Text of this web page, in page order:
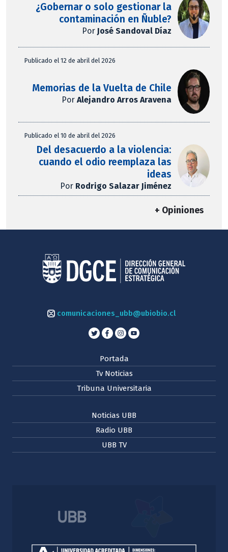
¿Gobernar o solo gestionar la
contaminación en Ñuble?
Por José Sandoval Díaz
Publicado el 12 de abril del 2026
Memorias de la Vuelta de Chile
PorAlejandro Arros Aravena
Publicado el 10 de abril del 2026
Del desacuerdo a la violencia:
cuando el odio reemplaza las
ideas
Por Rodrigo Salazar Jiménez
+ Opiniones
comunicaciones_ubb@ubiobio.cl
Portada
Tv Noticias
Tribuna Universitaria
Noticias UBB
Radio UBB
UBB TV